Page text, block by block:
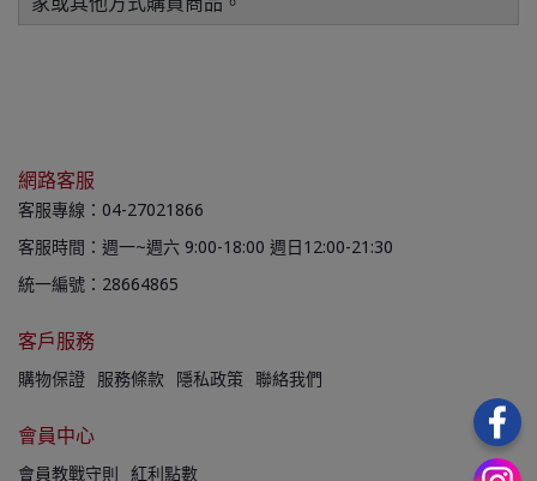
網路客服
客服專線：04-27021866
客服時間：週一~週六 9:00-18:00 週日12:00-21:30
統一編號：28664865
客戶服務
購物保證 服務條款 隱私政策 聯絡我們
會員中心
會員教戰守則 紅利點數